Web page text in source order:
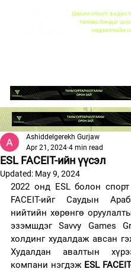
Цахим спорт, видео
талаар бичдэг
мэдээллийн
ESL FACEIT-ийн үүсэл
Ashiddelgerekh Gurjaw
Apr 21, 2024 4 min read
Updated: May 9, 2024
2022 онд ESL болон
FACEIT-ийг Саудын
нийтийн хөрөнгө
эзэмшдэг Savvy Games
холдинг худалдаж авсан
Худалдан авалтын
компани нэгдэж ESL